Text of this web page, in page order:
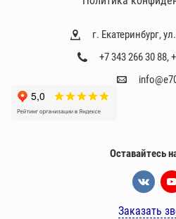
г. Екатеринбург,
+7 343 266 30 88,
Оставайтесь
Заказать